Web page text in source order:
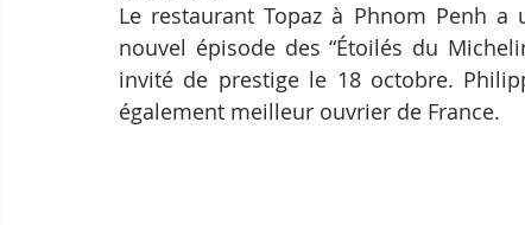
Le restaurant Topaz à Phnom Penh
nouvel épisode des “Étoilés du
invité de prestige le 18 octobre.
également meilleur ouvrier de France.